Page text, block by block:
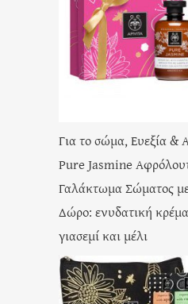
Για το σώμα, Ευεξία &
Pure Jasmine
Γαλάκτωμα Σώματος με
Δώρο: ενυδατική
γιασεμί και μέλι